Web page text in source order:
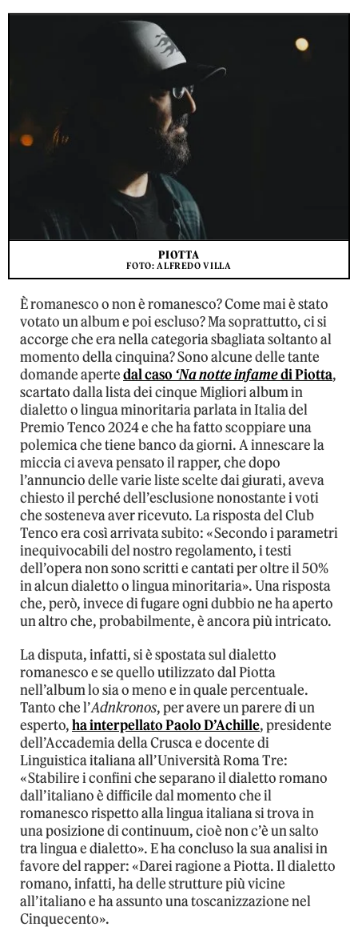
PIOTTA
FOTO: ALFREDO VILLA
È romanesco o non è romanesco? Come mai è stato
votato un album e poi escluso? Ma soprattutto, ci si
accorge che era nella categoria sbagliata soltanto al
momento della cinquina? Sono alcune delle tante
domande apertedal caso ‘Na notte infamediPiotta,
scartato dalla lista dei cinque Migliori album in
dialetto o lingua minoritaria parlata in Italia del
Premio Tenco 2024 e che ha fatto scoppiare una
polemica che tiene banco da giorni. A innescare la
miccia ci aveva pensato il rapper, che dopo
l’annuncio delle varie liste scelte dai giurati, aveva
chiesto il perché dell’esclusione nonostante i voti
che sosteneva aver ricevuto. La risposta del Club
Tenco era così arrivata subito: «Secondo i parametri
inequivocabili del nostro regolamento, i testi
dell’opera non sono scritti e cantati per oltre il 50%
in alcun dialetto o lingua minoritaria». Una risposta
che, però, invece di fugare ogni dubbio ne ha aperto
un altro che, probabilmente, è ancora più intricato.
La disputa, infatti, si è spostata sul dialetto
romanesco e se quello utilizzato dal Piotta
nell’album lo sia o meno e in quale percentuale.
Tanto che l’Adnkronos, per avere un parere di un
esperto,ha interpellato Paolo D’Achille, presidente
dell’Accademia della Crusca e docente di
Linguistica italiana all’Università Roma Tre:
«Stabilire i confini che separano il dialetto romano
dall’italiano è difficile dal momento che il
romanesco rispetto alla lingua italiana si trova in
una posizione di continuum, cioè non c’è un salto
tra lingua e dialetto». E ha concluso la sua analisi in
favore del rapper: «Darei ragione a Piotta. Il dialetto
romano, infatti, ha delle strutture più vicine
all’italiano e ha assunto una toscanizzazione nel
Cinquecento».